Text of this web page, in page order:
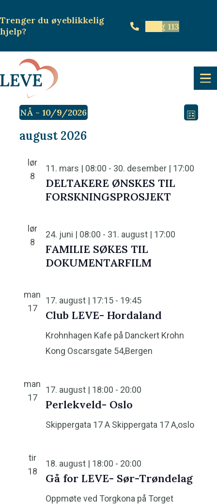
Trenger du øyeblikkelig
hjelp? Ring 113
Arrangementer
V
g
A
n
a
o
n
L
E
NÅ - 10/9/2026
e
august 2026
lør
8
DELTAKERE ØNSKES TIL
FORSKNINGSPROSJEKT
11. mars | 08:00 - 30. desember | 17:00
lør
8
FAMILIE SØKES TIL
DOKUMENTARFILM
24. juni | 08:00 - 31. august | 17:00
man
17
Club LEVE- Hordaland
17. august | 17:15- 19:45
Krohnhagen Kafe på Danckert Krohn
Kong Oscarsgate 54,Bergen
man
17
Perlekveld- Oslo
17. august | 18:00 - 20:00
Skippergata 17 A Skippergata 17 A,oslo
tir
18
Gå for LEVE- Sør-Trøndelag
18. august | 18:00 - 20:00
Oppmøte ved Torgkona på Torget